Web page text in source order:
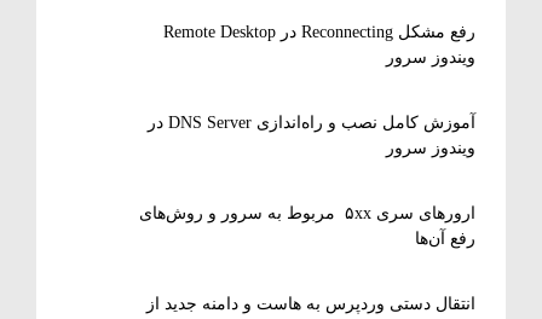
رفع مشکل Reconnecting در Remote Desktop
ویندوز سرور
آموزش کامل نصب و راه‌اندازی DNS Server در
ویندوز سرور
ارورهای سری ۵xx مربوط به سرور و روش‌های
رفع آن‌ها
انتقال دستی وردپرس به هاست و دامنه جدید از